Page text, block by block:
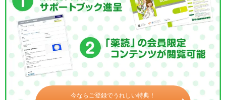
今ならご登録でうれしい特典！